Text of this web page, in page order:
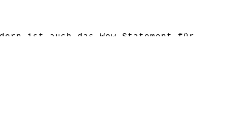
ist auch das Wow-Statement für